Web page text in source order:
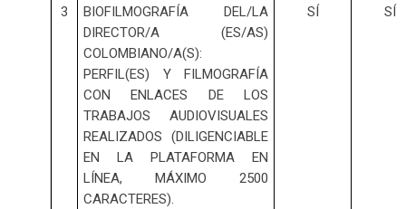
3
BIOFILMOGRAFÍA DEL/LA
DIRECTOR/A (ES/AS)
COLOMBIANO/A(S):
PERFIL(ES) Y FILMOGRAFÍA
CON ENLACES DE LOS
TRABAJOS AUDIOVISUALES
REALIZADOS (DILIGENCIABLE
EN LA PLATAFORMA EN
LÍNEA, MÁXIMO 2500
CARACTERES).
SÍ SÍ